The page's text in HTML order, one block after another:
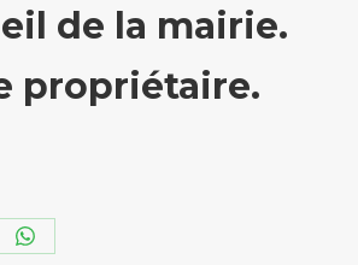
de la mairie.
propriétaire.
Partager